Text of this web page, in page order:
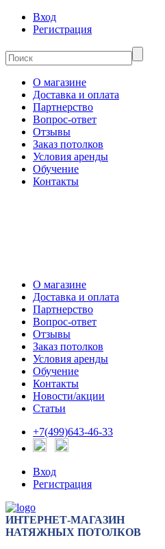
Вход
Регистрация
О магазине
Доставка и оплата
Партнерство
Вопрос-ответ
Отзывы
Заказ потолков
Условия аренды
Обучение
Контакты
О магазине
Доставка и оплата
Партнерство
Вопрос-ответ
Отзывы
Заказ потолков
Условия аренды
Обучение
Контакты
Новости/акции
Статьи
+7(499)643-46-33
Вход
Регистрация
ИНТЕРНЕТ-МАГАЗИН
НАТЯЖНЫХ ПОТОЛКОВ